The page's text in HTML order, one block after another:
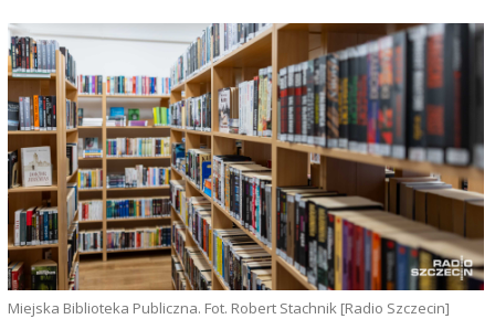
Miejska Biblioteka Publiczna. Fot. Robert Stachnik [Radio Szczecin]